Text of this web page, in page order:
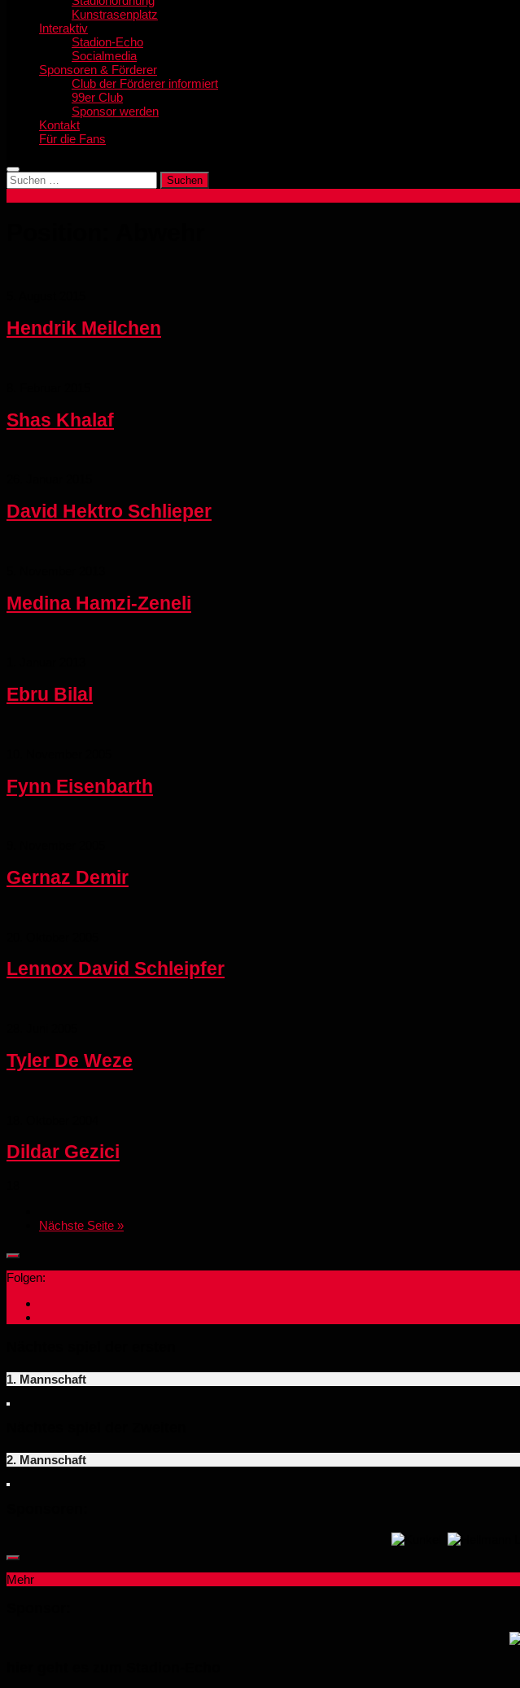
Kunstrasenplatz
Interaktiv
Stadion-Echo
Socialmedia
Sponsoren & Förderer
Club der Förderer informiert
99er Club
Sponsor werden
Kontakt
Für die Fans
Suchen
nach:
Hendrik Meilchen
Shas Khalaf
David Hektro Schlieper
Medina Hamzi-Zeneli
Ebru Bilal
Fynn Eisenbarth
Gernaz Demir
Lennox David Schleipfer
Tyler De Weze
Dildar Gezici
Nächste Seite »
Folgen:
1. Mannschaft
2. Mannschaft
Mehr